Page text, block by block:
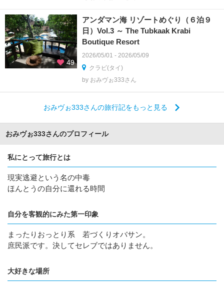
49
アンダマン海 リゾートめぐり（６泊９
日）Vol.3 ～ The Tubkaak Krabi
Boutique Resort
2026/05/01 - 2026/05/09
クラビ(タイ)
by おみヴぉ333さん
おみヴぉ333さんの旅行記をもっと見る
おみヴぉ333さんのプロフィール
私にとって旅行とは
現実逃避という名の中毒
ほんとうの自分に還れる時間
自分を客観的にみた第一印象
まったりおっとり系 若づくりオバサン。
庶民派です。決してセレブではありません。
大好きな場所